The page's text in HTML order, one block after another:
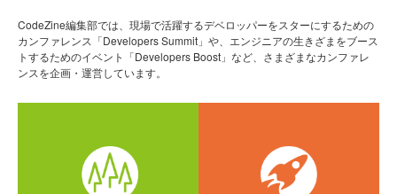
CodeZine編集部では、現場で活躍するデベロッパーをスターにするための
カンファレンス「Developers Summit」や、エンジニアの生きざまをブース
トするためのイベント「Developers Boost」など、さまざまなカンファレ
ンスを企画・運営しています。